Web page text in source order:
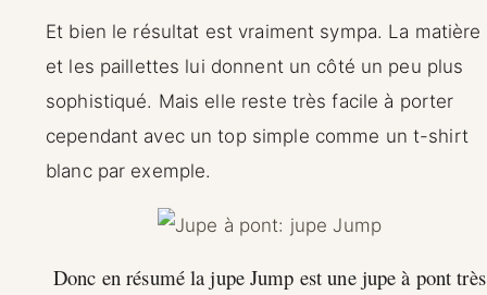
Et bien le résultat est vraiment sympa. La matière
et les paillettes lui donnent un côté un peu plus
sophistiqué. Mais elle reste très facile à porter
cependant avec un top simple comme un t-shirt
blanc par exemple.
Donc en résumé la jupe Jump est une jupe à pont très